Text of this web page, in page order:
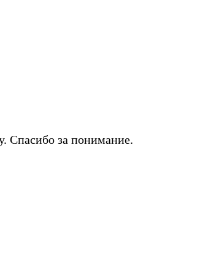
Спасибо за понимание.